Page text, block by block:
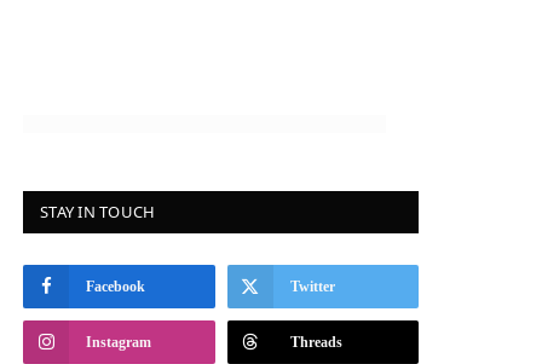
STAY IN TOUCH
Facebook Twitter
Instagram Threads